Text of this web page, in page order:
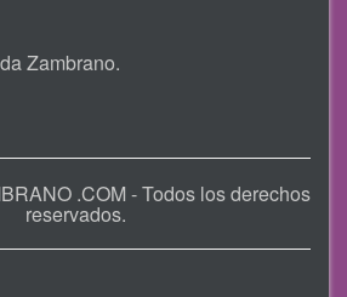
Zambrano.
.COM - Todos los derechos
reservados.